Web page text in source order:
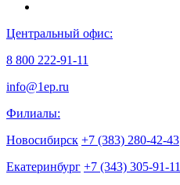
Центральный офис:
8 800 222-91-11
info@1ep.ru
Филиалы:
Новосибирск +7 (383) 280-42-43
Екатеринбург +7 (343) 305-91-11